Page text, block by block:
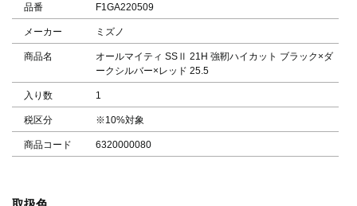
品番 F1GA220509
メーカー ミズノ
商品名
オールマイティ SSⅡ 21H 強靭ハイカット ブラック×ダ
ークシルバー×レッド 25.5
入り数 1
税区分 ※10%対象
商品コード 6320000080